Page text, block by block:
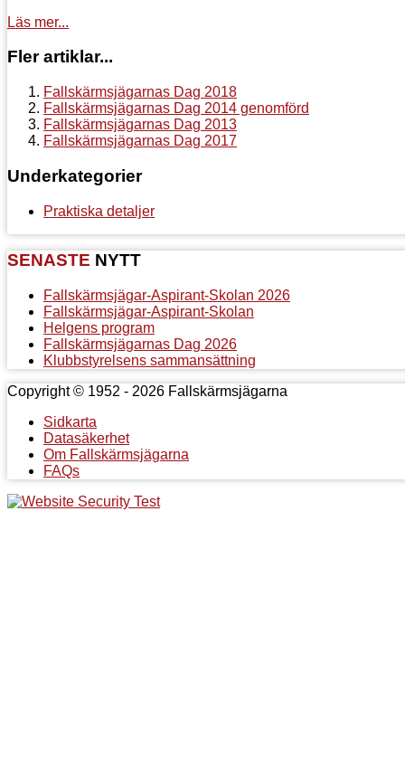
Läs mer...
Fler artiklar...
Fallskärmsjägarnas Dag 2018
Fallskärmsjägarnas Dag 2014 genomförd
Fallskärmsjägarnas Dag 2013
Fallskärmsjägarnas Dag 2017
Underkategorier
Praktiska detaljer
SENASTE NYTT
Fallskärmsjägar-Aspirant-Skolan 2026
Fallskärmsjägar-Aspirant-Skolan
Helgens program
Fallskärmsjägarnas Dag 2026
Klubbstyrelsens sammansättning
Copyright © 1952 - 2026 Fallskärmsjägarna
Sidkarta
Datasäkerhet
Om Fallskärmsjägarna
FAQs